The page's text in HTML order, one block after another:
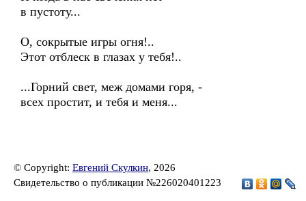
в пустоту...
О, сокрытые игры огня!..
Этот отблеск в глазах у тебя!..
...Горний свет, меж домами горя, -
всех простит, и тебя и меня...
© Copyright: Евгений Скулкин, 2026
Свидетельство о публикации №226020401223